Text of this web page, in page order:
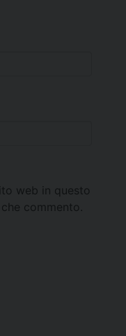
web in questo
commento.